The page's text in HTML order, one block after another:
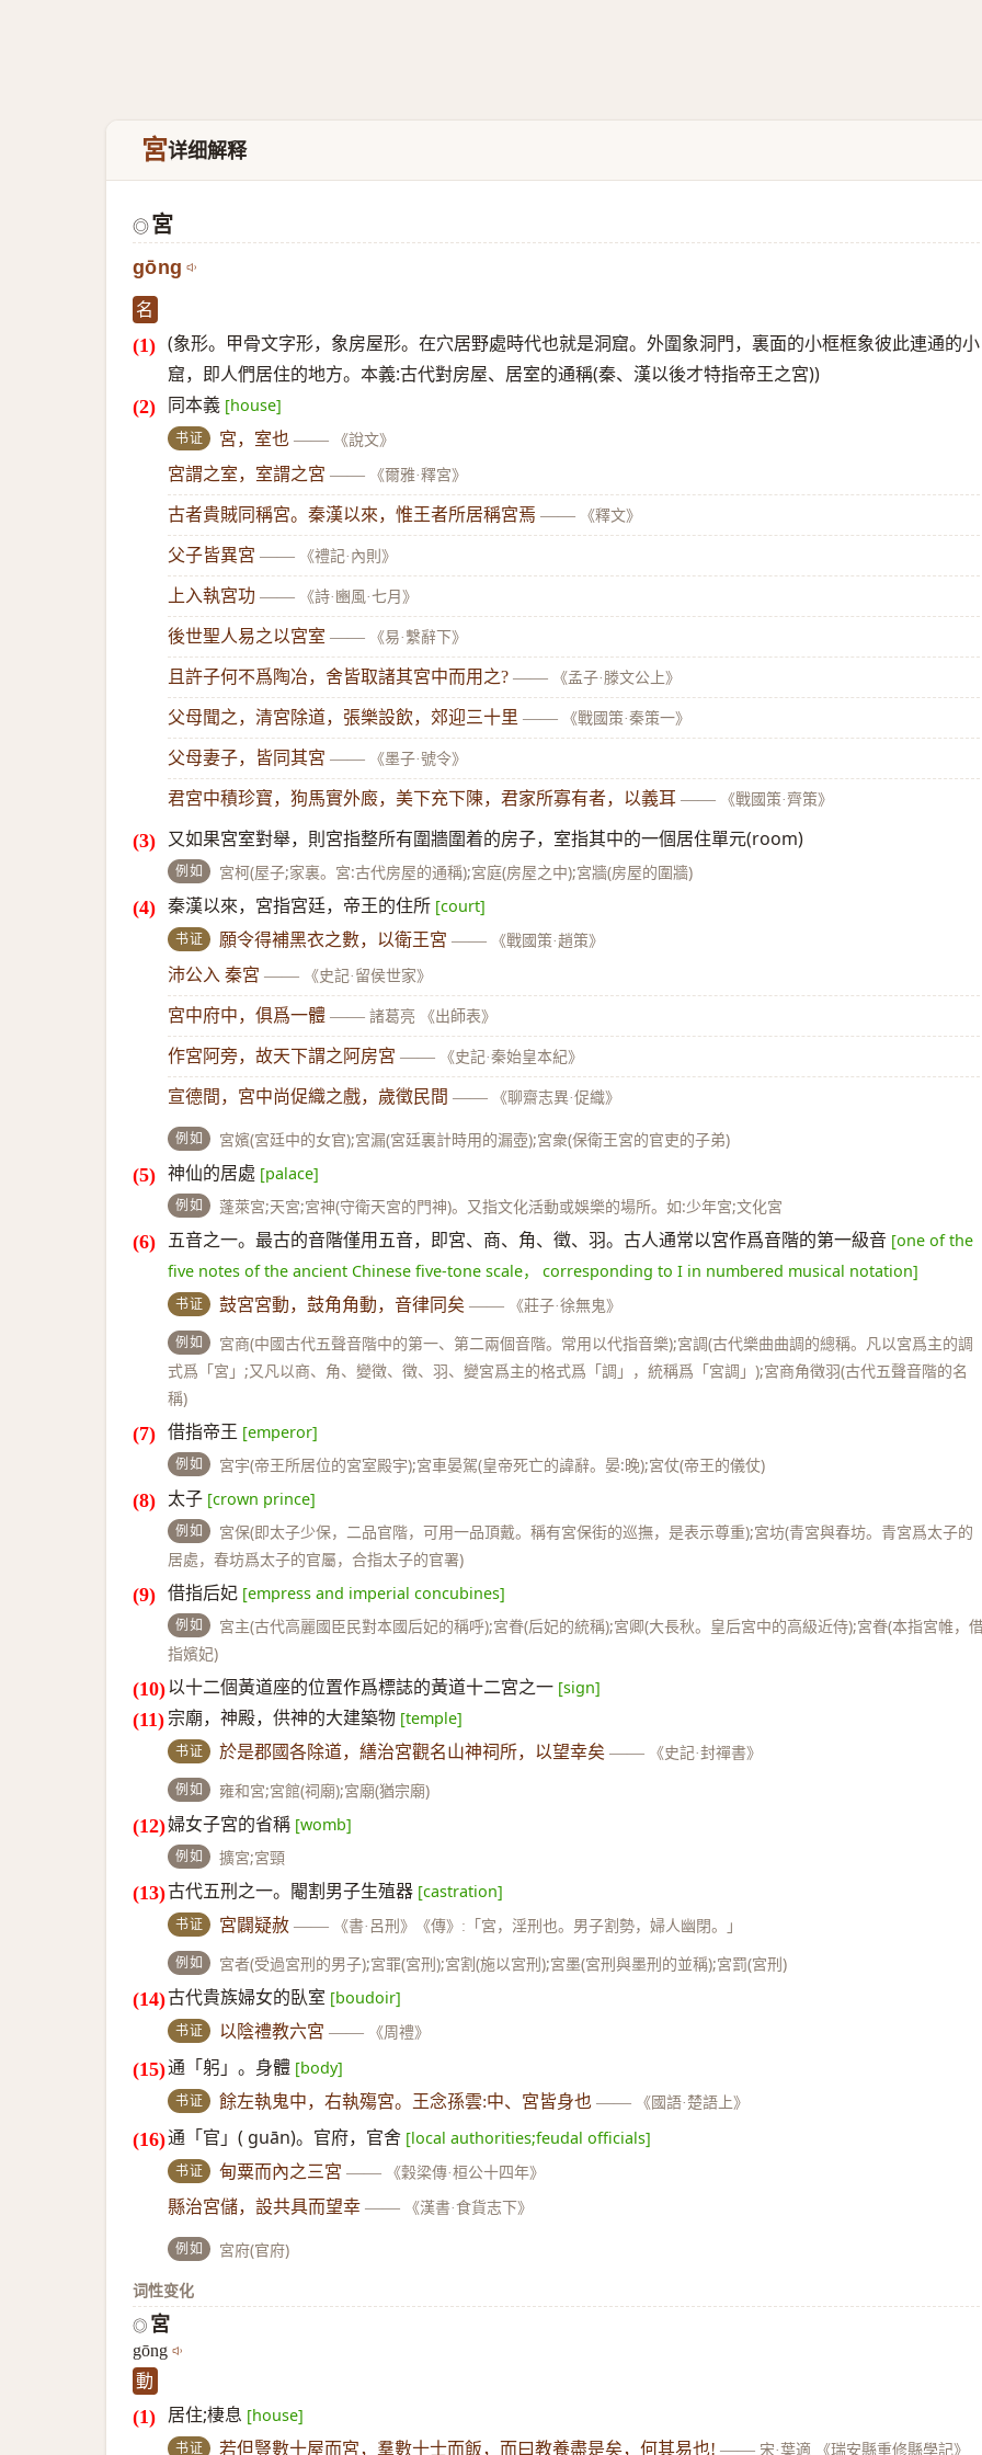
宮详细解释
◎宮
gōng
名
(象形。甲骨文字形，象房屋形。在穴居野處時代也就是洞窟。外圍象洞門，裏面的小框框象彼此連通的小
窟，即人們居住的地方。本義:古代對房屋、居室的通稱(秦、漢以後才特指帝王之宮))
同本義 [house]
书证 宮，室也 —— 《說文》
宮謂之室，室謂之宮 —— 《爾雅·釋宮》
古者貴賊同稱宮。秦漢以來，惟王者所居稱宮焉 —— 《釋文》
父子皆異宮 —— 《禮記·內則》
上入執宮功 —— 《詩·豳風·七月》
後世聖人易之以宮室 —— 《易·繫辭下》
且許子何不爲陶冶，舍皆取諸其宮中而用之? —— 《孟子·滕文公上》
父母聞之，清宮除道，張樂設飲，郊迎三十里 —— 《戰國策·秦策一》
父母妻子，皆同其宮 —— 《墨子·號令》
君宮中積珍寶，狗馬實外廄，美下充下陳，君家所寡有者，以義耳 —— 《戰國策·齊策》
又如果宮室對舉，則宮指整所有圍牆圍着的房子，室指其中的一個居住單元(room)
例如 宮柯(屋子;家裏。宮:古代房屋的通稱);宮庭(房屋之中);宮牆(房屋的圍牆)
秦漢以來，宮指宮廷，帝王的住所 [court]
书证 願令得補黑衣之數，以衛王宮 —— 《戰國策·趙策》
沛公入 秦宮 —— 《史記·留侯世家》
宮中府中，俱爲一體 —— 諸葛亮 《出師表》
作宮阿旁，故天下謂之阿房宮 —— 《史記·秦始皇本紀》
宣德間，宮中尚促織之戲，歲徵民間 —— 《聊齋志異·促織》
例如 宮嬪(宮廷中的女官);宮漏(宮廷裏計時用的漏壺);宮衆(保衛王宮的官吏的子弟)
神仙的居處 [palace]
例如 蓬萊宮;天宮;宮神(守衛天宮的門神)。又指文化活動或娛樂的場所。如:少年宮;文化宮
五音之一。最古的音階僅用五音，即宮、商、角、徵、羽。古人通常以宮作爲音階的第一級音 [one of the
five notes of the ancient Chinese five-tone scale， corresponding to I in numbered musical notation]
书证 鼓宮宮動，鼓角角動，音律同矣 —— 《莊子·徐無鬼》
例如
宮商(中國古代五聲音階中的第一、第二兩個音階。常用以代指音樂);宮調(古代樂曲曲調的總稱。凡以宮爲主的調
式爲「宮」;又凡以商、角、變徵、徵、羽、變宮爲主的格式爲「調」，統稱爲「宮調」);宮商角徵羽(古代五聲音階的名
稱)
借指帝王 [emperor]
例如 宮宇(帝王所居位的宮室殿宇);宮車晏駕(皇帝死亡的諱辭。晏:晚);宮仗(帝王的儀仗)
太子 [crown prince]
例如
宮保(即太子少保，二品官階，可用一品頂戴。稱有宮保街的巡撫，是表示尊重);宮坊(青宮與春坊。青宮爲太子的
居處，春坊爲太子的官屬，合指太子的官署)
借指后妃 [empress and imperial concubines]
例如
宮主(古代高麗國臣民對本國后妃的稱呼);宮眷(后妃的統稱);宮卿(大長秋。皇后宮中的高級近侍);宮眷(本指宮帷，
指嬪妃)
以十二個黃道座的位置作爲標誌的黃道十二宮之一 [sign]
宗廟，神殿，供神的大建築物 [temple]
书证 於是郡國各除道，繕治宮觀名山神祠所，以望幸矣 —— 《史記·封禪書》
例如 雍和宮;宮館(祠廟);宮廟(猶宗廟)
婦女子宮的省稱 [womb]
例如 擴宮;宮頸
古代五刑之一。閹割男子生殖器 [castration]
书证 宮闢疑赦 —— 《書·呂刑》《傳》:「宮，淫刑也。男子割勢，婦人幽閉。」
例如 宮者(受過宮刑的男子);宮罪(宮刑);宮割(施以宮刑);宮墨(宮刑與墨刑的並稱);宮罰(宮刑)
古代貴族婦女的臥室 [boudoir]
书证 以陰禮教六宮 —— 《周禮》
通「躬」。身體 [body]
书证 餘左執鬼中，右執殤宮。王念孫雲:中、宮皆身也 —— 《國語·楚語上》
通「官」( guān)。官府，官舍 [local authorities;feudal officials]
书证 甸粟而內之三宮 —— 《穀梁傳·桓公十四年》
縣治宮儲，設共具而望幸 —— 《漢書·食貨志下》
例如
宮府(官府)
词性变化
◎ 宮
gōng
動
居住;棲息 [house]
书证 若但豎數十屋而宮，羣數十士而飯，而曰教養盡是矣，何其易也! —— 宋·葉適 《瑞安縣重修縣學記》